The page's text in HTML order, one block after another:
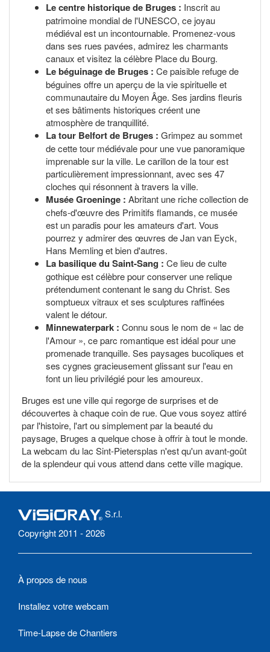
Le centre historique de Bruges : Inscrit au
patrimoine mondial de l'UNESCO, ce joyau
médiéval est un incontournable. Promenez-vous
dans ses rues pavées, admirez les charmants
canaux et visitez la célèbre Place du Bourg.
Le béguinage de Bruges : Ce paisible refuge de
béguines offre un aperçu de la vie spirituelle et
communautaire du Moyen Âge. Ses jardins fleuris
et ses bâtiments historiques créent une
atmosphère de tranquillité.
La tour Belfort de Bruges : Grimpez au sommet
de cette tour médiévale pour une vue panoramique
imprenable sur la ville. Le carillon de la tour est
particulièrement impressionnant, avec ses 47
cloches qui résonnent à travers la ville.
Musée Groeninge : Abritant une riche collection de
chefs-d'œuvre des Primitifs flamands, ce musée
est un paradis pour les amateurs d'art. Vous
pourrez y admirer des œuvres de Jan van Eyck,
Hans Memling et bien d'autres.
La basilique du Saint-Sang : Ce lieu de culte
gothique est célèbre pour conserver une relique
prétendument contenant le sang du Christ. Ses
somptueux vitraux et ses sculptures raffinées
valent le détour.
Minnewaterpark : Connu sous le nom de « lac de
l'Amour », ce parc romantique est idéal pour une
promenade tranquille. Ses paysages bucoliques et
ses cygnes gracieusement glissant sur l'eau en
font un lieu privilégié pour les amoureux.
Bruges est une ville qui regorge de surprises et de
découvertes à chaque coin de rue. Que vous soyez attiré
par l'histoire, l'art ou simplement par la beauté du
paysage, Bruges a quelque chose à offrir à tout le monde.
La webcam du lac Sint-Pietersplas n'est qu'un avant-goût
de la splendeur qui vous attend dans cette ville magique.
S.r.l.
Copyright 2011 - 2026
À propos de nous
Installez votre webcam
Time-Lapse de Chantiers